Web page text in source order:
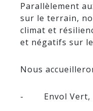
Parallèlement
sur le terrain,
climat et
et négatifs sur
Nous
- Envol Vert,